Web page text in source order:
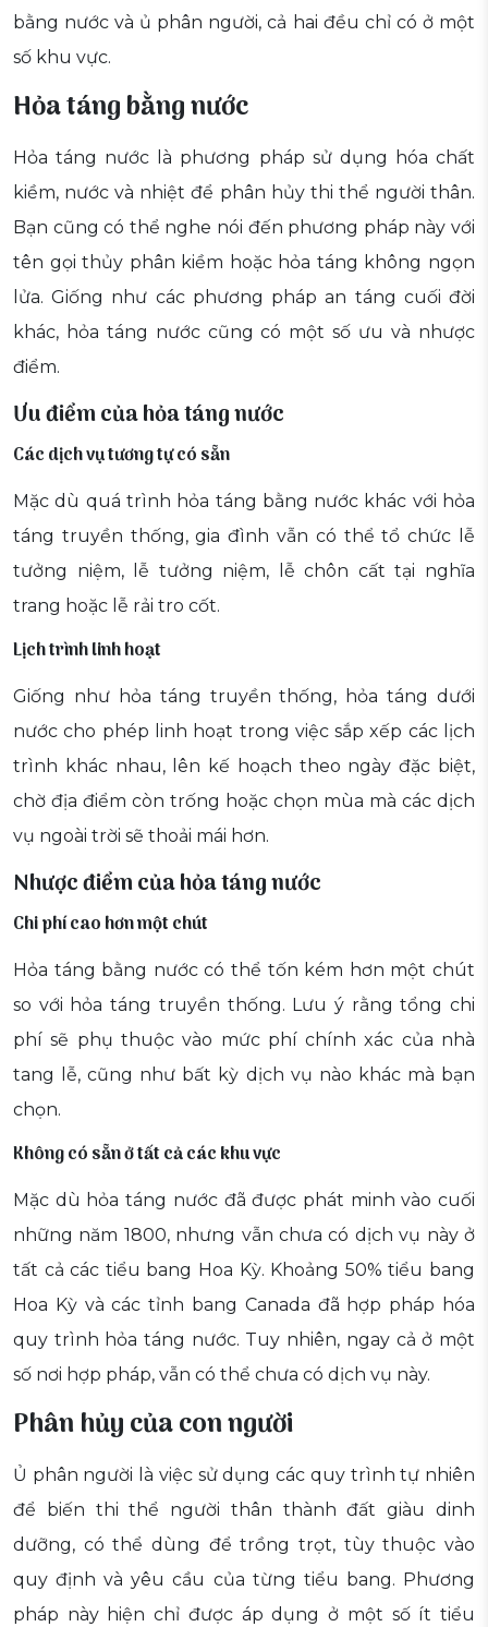
bằng nước và ủ phân người, cả hai đều chỉ có ở một
số khu vực.
Hỏa táng bằng nước
Hỏa táng nước là phương pháp sử dụng hóa chất
kiềm, nước và nhiệt để phân hủy thi thể người thân.
Bạn cũng có thể nghe nói đến phương pháp này với
tên gọi thủy phân kiềm hoặc hỏa táng không ngọn
lửa. Giống như các phương pháp an táng cuối đời
khác, hỏa táng nước cũng có một số ưu và nhược
điểm.
Ưu điểm của hỏa táng nước
Các dịch vụ tương tự có sẵn
Mặc dù quá trình hỏa táng bằng nước khác với hỏa
táng truyền thống, gia đình vẫn có thể tổ chức lễ
tưởng niệm, lễ tưởng niệm, lễ chôn cất tại nghĩa
trang hoặc lễ rải tro cốt.
Lịch trình linh hoạt
Giống như hỏa táng truyền thống, hỏa táng dưới
nước cho phép linh hoạt trong việc sắp xếp các lịch
trình khác nhau, lên kế hoạch theo ngày đặc biệt,
chờ địa điểm còn trống hoặc chọn mùa mà các dịch
vụ ngoài trời sẽ thoải mái hơn.
Nhược điểm của hỏa táng nước
Chi phí cao hơn một chút
Hỏa táng bằng nước có thể tốn kém hơn một chút
so với hỏa táng truyền thống. Lưu ý rằng tổng chi
phí sẽ phụ thuộc vào mức phí chính xác của nhà
tang lễ, cũng như bất kỳ dịch vụ nào khác mà bạn
chọn.
Không có sẵn ở tất cả các khu vực
Mặc dù hỏa táng nước đã được phát minh vào cuối
những năm 1800, nhưng vẫn chưa có dịch vụ này ở
tất cả các tiểu bang Hoa Kỳ. Khoảng 50% tiểu bang
Hoa Kỳ và các tỉnh bang Canada đã hợp pháp hóa
quy trình hỏa táng nước. Tuy nhiên, ngay cả ở một
số nơi hợp pháp, vẫn có thể chưa có dịch vụ này.
Phân hủy của con người
Ủ phân người là việc sử dụng các quy trình tự nhiên
để biến thi thể người thân thành đất giàu dinh
dưỡng, có thể dùng để trồng trọt, tùy thuộc vào
quy định và yêu cầu của từng tiểu bang. Phương
pháp này hiện chỉ được áp dụng ở một số ít tiểu